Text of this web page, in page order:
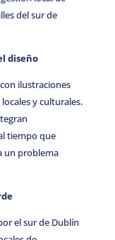
del sur de
diseño
ilustraciones
y culturales.
tiempo que
un problema
el sur de Dublín